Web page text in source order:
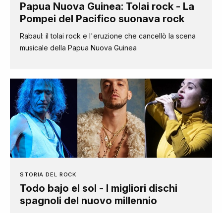
Papua Nuova Guinea: Tolai rock - La
Pompei del Pacifico suonava rock
Rabaul: il tolai rock e l'eruzione che cancellò la scena
musicale della Papua Nuova Guinea
STORIA DEL ROCK
Todo bajo el sol - I migliori dischi
spagnoli del nuovo millennio